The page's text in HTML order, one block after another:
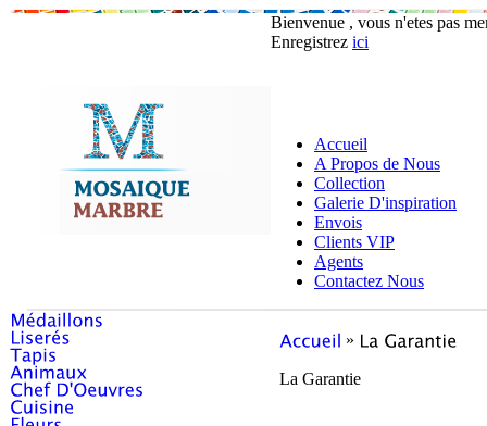
Bienvenue , vous n'etes pas
Enregistrez ici
Accueil
A Propos de Nous
Collection
Galerie D'inspiration
Envois
Clients VIP
Agents
Contactez Nous
»
La Garantie